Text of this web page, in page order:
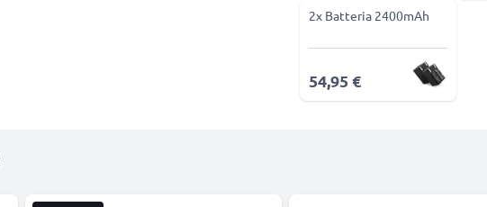
2x Batteria 2400mAh
54,95 €